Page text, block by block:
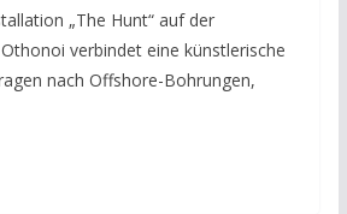
„The Hunt“ auf der
verbindet eine künstlerische
nach Offshore-Bohrungen,